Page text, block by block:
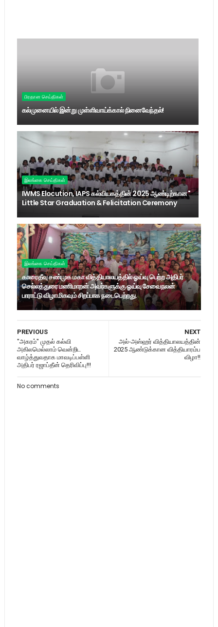
பிரதான செய்திகள்
கல்முனையில் இன்று முள்ளிவாய்க்கால் நினைவேந்தல்!
இலங்கை செய்திகள்
IWMS Elocution, IAPS கல்வியகத்தின் 2025 ஆண்டிற்கான "
Little Star Graduation & Felicitation Ceremony
இலங்கை செய்திகள்
காரைதீவு சண்முக மகா வித்தியாலயத்தில் ஓய்வு பெற்ற அதிபர்
செல்லத்துரை மணிமாறன் அவர்களுக்கு ஓய்வு சேவைநலன்
பாராட்டு விழா மிகவும் சிறப்பாக நடைபெற்றது.
NEXT
அல்-அஸ்ஹர் வித்தியாலயத்தின்
2025 ஆண்டுக்கான வித்தியாரம்ப
விழா!!
PREVIOUS
"அகரம்" முதல் கல்வி
அகிலமெல்லாம் வென்றிட
வாழ்த்துவதாக மாவடிப்பள்ளி
அதிபர் ரஜாப்தீன் தெரிவிப்பு!!!
No comments